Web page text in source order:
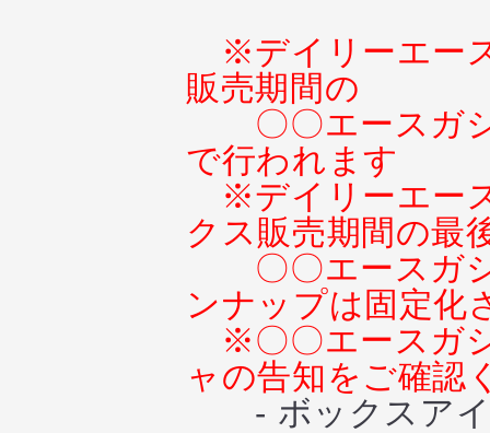
※デイリーエー
販売期間の
〇〇エースガ
で行われます
※デイリーエー
クス販売期間の最
〇〇エースガ
ンナップは固定化
※〇〇エースガ
ャの告知をご確認
- ボックスアイ